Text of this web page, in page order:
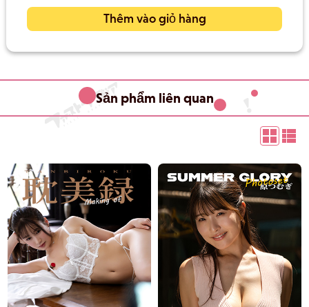
Thêm vào giỏ hàng
Sản phẩm liên quan